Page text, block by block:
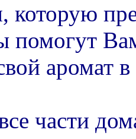
помогут
аромат
части